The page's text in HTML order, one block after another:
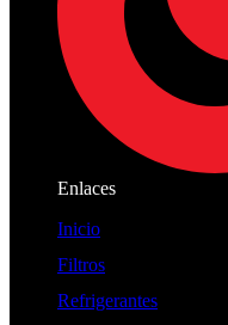
Enlaces
Inicio
Filtros
Refrigerantes